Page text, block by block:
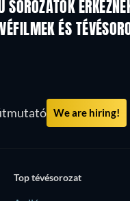
SOROZATOK TV
ÉS Évad 2
We are hiring!
Top tévésorozat